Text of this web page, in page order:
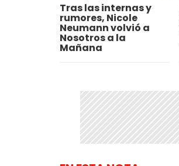
Tras las internas y
rumores, Nicole
Neumann volvió a
Nosotros a la
Mañana